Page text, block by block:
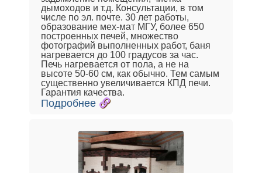
дымоходов и т.д. Консультации, в том
числе по эл. почте. 30 лет работы,
образование мех-мат МГУ, более 650
построенных печей, множество
фотографий выполненных работ, баня
нагревается до 100 градусов за час.
Печь нагревается от пола, а не на
высоте 50-60 см, как обычно. Тем самым
существенно увеличивается КПД печи.
Гарантия качества.
Подробнее